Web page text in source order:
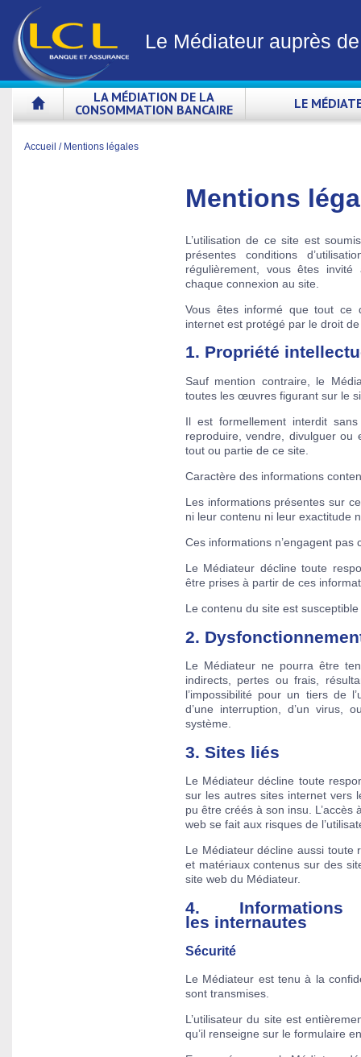
Le Médiateur auprès
LA MÉDIATION DE LA
CONSOMMATION BANCAIRE
LE
Accueil / Mentions légales
Mentions
L’utilisation de ce site est
présentes conditions
régulièrement, vous êtes
chaque connexion au site.
Vous êtes informé que tout ce
internet est protégé par le droit
1. Propriété
Sauf mention contraire, le
toutes les œuvres figurant sur le
Il est formellement interdit
reproduire, vendre, divulguer ou
tout ou partie de ce site.
Caractère des informations
Les informations présentes sur
ni leur contenu ni leur exactitude
Ces informations n’engagent
Le Médiateur décline toute
être prises à partir de ces
Le contenu du site est
2.
Le Médiateur ne pourra être
indirects, pertes ou frais,
l’impossibilité pour un tiers de
d’une interruption, d’un virus,
système.
3. Sites liés
Le Médiateur décline toute
sur les autres sites internet vers
pu être créés à son insu.
web se fait aux risques de
Le Médiateur décline aussi toute
et matériaux contenus sur des
site web du Médiateur.
4. Informations
les internautes
Sécurité
Le Médiateur est tenu à la
sont transmises.
L’utilisateur du site est
qu’il renseigne sur le formulaire